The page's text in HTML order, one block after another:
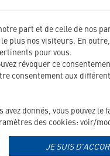
part et de celle de nos
plus nos visiteurs. En
pour vous.
révoquer ce
consentement aux
donnés, vous pouvez le
des cookies: voir/
JE SUIS